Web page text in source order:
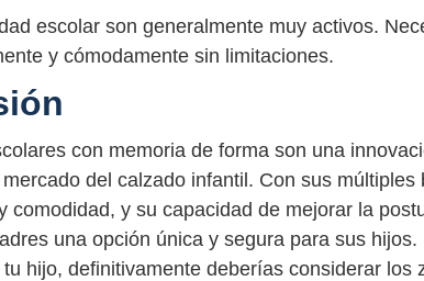
escolar son generalmente muy activos.
y cómodamente sin limitaciones.
con memoria de forma son una
del calzado infantil. Con sus
comodidad, y su capacidad de mejorar la
una opción única y segura para sus
hijo, definitivamente deberías considerar los